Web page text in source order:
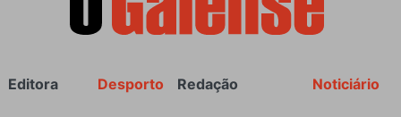
Rodapé Noticiário
Redação
Desporto
Editora